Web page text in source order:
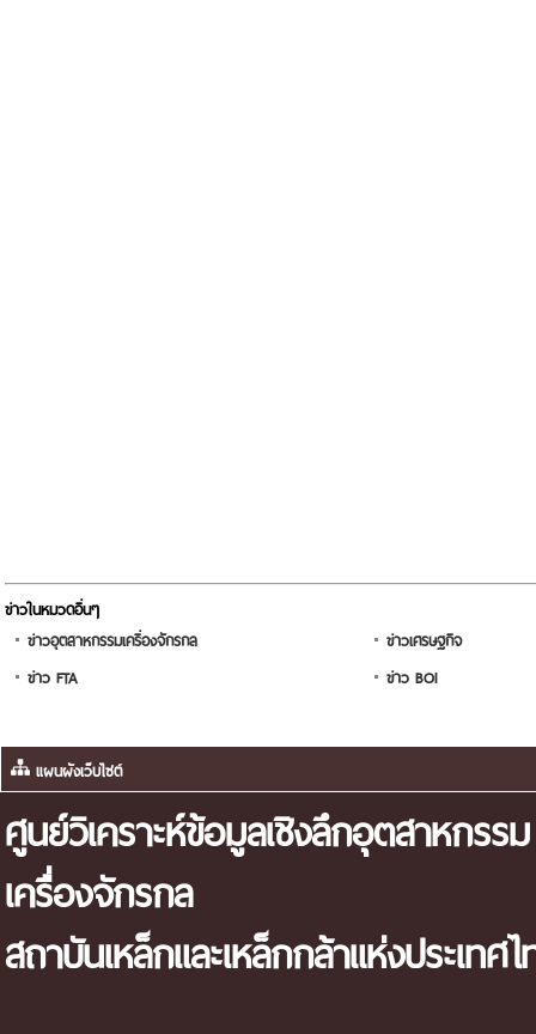
ข่าวในหมวดอื่นๆ
ข่าวอุตสาหกรรมเครื่องจักรกล
ข่าวเศรษฐกิจ
ข่าว FTA
ข่าว BOI
แผนผังเว็บไซต์
ศูนย์วิเคราะห์ข้อมูลเชิงลึกอุตสาหกรรม
เครื่องจักรกล
สถาบันเหล็กและเหล็กกล้าแห่งประเทศ